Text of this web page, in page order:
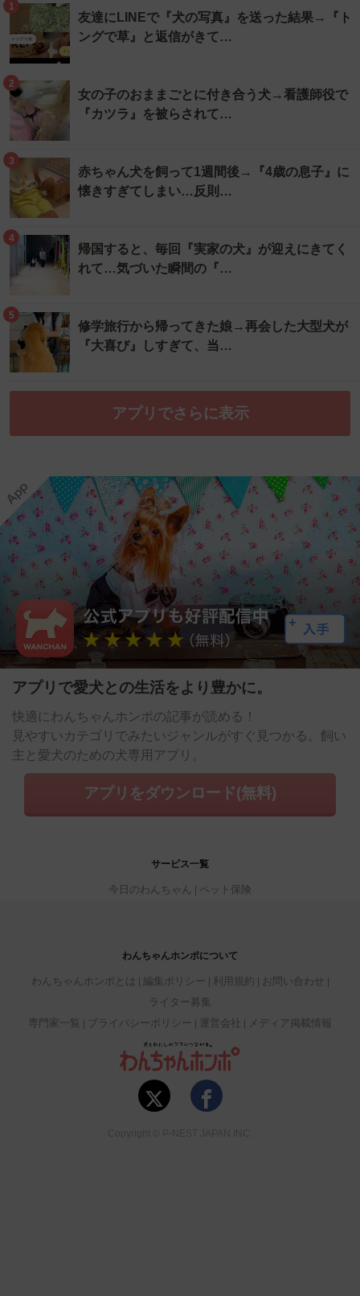
1
友達にLINEで『犬の写真』を送った結果→『ト
ングで草』と返信がきて…
2
女の子のおままごとに付き合う犬→看護師役で
『カツラ』を被らされて…
3
赤ちゃん犬を飼って1週間後→『4歳の息子』に
懐きすぎてしまい…反則…
4
帰国すると、毎回『実家の犬』が迎えにきてく
れて…気づいた瞬間の『…
5
修学旅行から帰ってきた娘→再会した大型犬が
『大喜び』しすぎて、当…
アプリでさらに表示
アプリで愛犬との生活をより豊かに。
快適にわんちゃんホンポの記事が読める！
見やすいカテゴリでみたいジャンルがすぐ見つかる。飼い
主と愛犬のための犬専用アプリ。
アプリをダウンロード(無料)
サービス一覧
今日のわんちゃん ペット保険
わんちゃんホンポについて
わんちゃんホンポとは 編集ポリシー 利用規約
お問い合わせ
ライター募集
専門家一覧
プライバシーポリシー 運営会社 メディア掲載情報